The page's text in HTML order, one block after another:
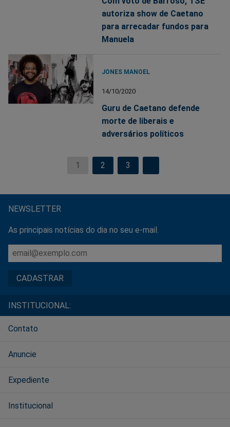
autoriza show de Caetano
para arrecadar fundos para
Manuela
JONES MANOEL
14/10/2020
Guru de Caetano defende
morte de liberais e
adversários políticos
1 2 3
NEWSLETTER
As principais notícias do dia no seu e-mail.
INSTITUCIONAL:
Contato
Anuncie
Expediente
Institucional